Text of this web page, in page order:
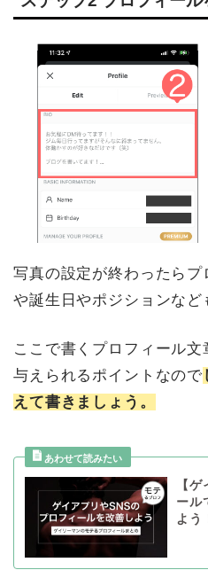
写真の設定が終わったら
や誕生日やポジションなど
ここで書くプロフィール
与えられるポイントなので
えて書きましょう。
【
ール
よう